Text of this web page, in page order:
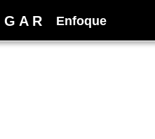
G A R Enfoque